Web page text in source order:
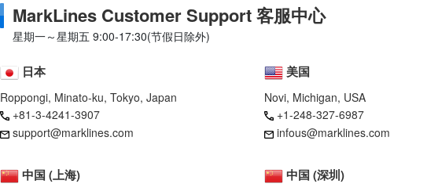
MarkLines Customer Support 客服中心
星期一～星期五 9:00-17:30(节假日除外)
日本
Roppongi, Minato-ku, Tokyo, Japan
+81-3-4241-3907
support@marklines.com
美国
Novi, Michigan, USA
+1-248-327-6987
infous@marklines.com
中国 (上海) 中国 (深圳)